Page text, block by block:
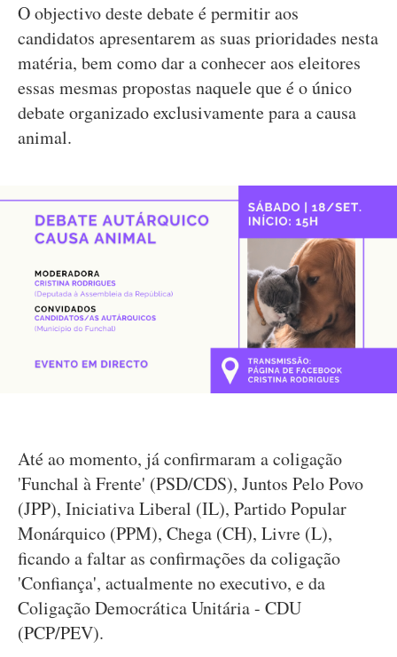
O objectivo deste debate é permitir aos
candidatos apresentarem as suas prioridades nesta
matéria, bem como dar a conhecer aos eleitores
essas mesmas propostas naquele que é o único
debate organizado exclusivamente para a causa
animal.
Até ao momento, já confirmaram a coligação
'Funchal à Frente' (PSD/CDS), Juntos Pelo Povo
(JPP), Iniciativa Liberal (IL), Partido Popular
Monárquico (PPM), Chega (CH), Livre (L),
ficando a faltar as confirmações da coligação
'Confiança', actualmente no executivo, e da
Coligação Democrática Unitária - CDU
(PCP/PEV).